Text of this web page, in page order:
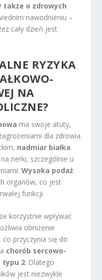
także o zdrowych
nawodnieniu –
cały dzień jest
RYZYKA
NA
ma swoje atuty,
dla zdrowia
nadmiar białka
nerki, szczególnie u
Wysoka podaż
organów, co jest
funkcji.
korzystnie wpływać
obniżenie
przyczynia się do
chorób sercowo-
typu 2. Dlatego
jest niezwykle